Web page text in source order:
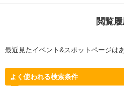
閲覧
最近見たイベント&スポットページは
よく使われる検索条件